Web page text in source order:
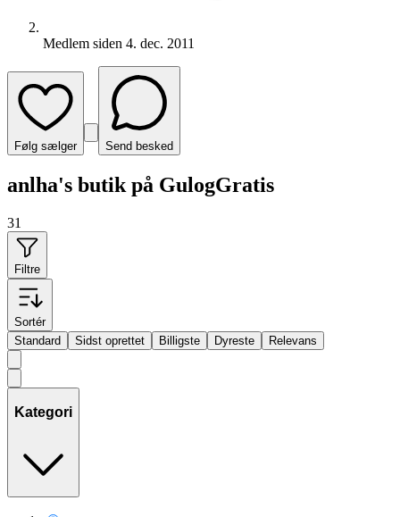
Medlem siden 4. dec. 2011
Følg sælger Send besked
anlha's butik på GulogGratis
31
Filtre
Sortér
Standard
Sidst oprettet Billigste Dyreste Relevans
Kategori